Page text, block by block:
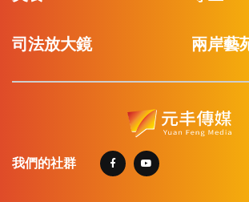
司法放大鏡 兩岸藝
我們的社群